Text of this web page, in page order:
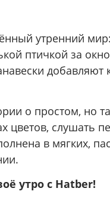
утренний
птичкой за
добавляют
о простом, но
цветов, слушать
в мягких,
утро с Hatber!